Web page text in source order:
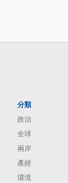
分類
政治
全球
兩岸
產經
環境